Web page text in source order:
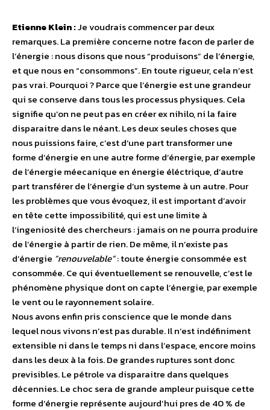
Etienne Klein :Je voudrais commencer par deux
remarques. La première concerne notre facon de parler de
l’énergie : nous disons que nous “produisons” de l’énergie,
et que nous en “consommons”. En toute rigueur, cela n’est
pas vrai. Pourquoi ? Parce que l’énergie est une grandeur
qui se conserve dans tous les processus physiques. Cela
signifie qu’on ne peut pas en créer ex nihilo, ni la faire
disparaitre dans le néant. Les deux seules choses que
nous puissions faire, c’est d’une part transformer une
forme d’énergie en une autre forme d’énergie, par exemple
de l’énergie méecanique en énergie éléctrique, d’autre
part transférer de l’énergie d’un systeme à un autre. Pour
les problèmes que vous évoquez, il est important d’avoir
en tête cette impossibilité, qui est une limite à
l’ingeniosité des chercheurs : jamais on ne pourra produire
de l’énergie à partir de rien. De même, il n’existe pas
d’énergie “renouvelable”: toute énergie consommée est
consommée. Ce qui éventuellement se renouvelle, c’est le
phénomène physique dont on capte l’énergie, par exemple
le vent ou le rayonnement solaire.
Nous avons enfin pris conscience que le monde dans
lequel nous vivons n’est pas durable. Il n’est indéfiniment
extensible ni dans le temps ni dans l’espace, encore moins
dans les deux à la fois. De grandes ruptures sont donc
previsibles. Le pétrole va disparaitre dans quelques
décennies. Le choc sera de grande ampleur puisque cette
forme d’énergie représente aujourd’hui pres de 40 % de